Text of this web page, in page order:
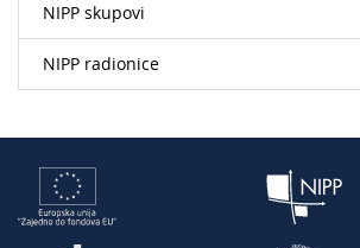
NIPP skupovi
NIPP radionice